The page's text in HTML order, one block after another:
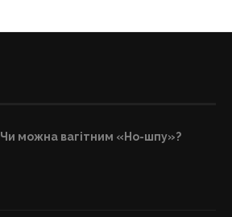
Чи можна вагітним «Но-шпу»?